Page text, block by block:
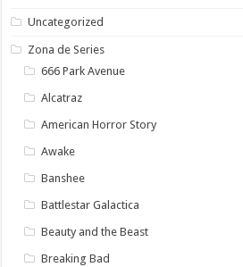
Uncategorized
Zona de Series
666 Park Avenue
Alcatraz
American Horror Story
Awake
Banshee
Battlestar Galactica
Beauty and the Beast
Breaking Bad